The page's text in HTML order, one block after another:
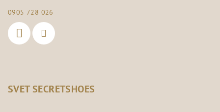
0905 728 026
SVET SECRETSHOES